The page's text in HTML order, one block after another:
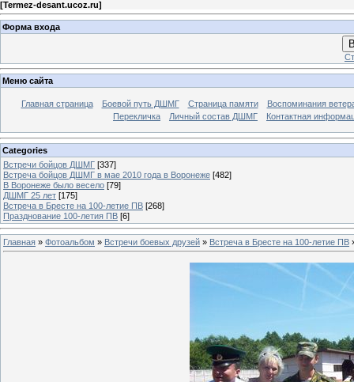
[Termez-desant.ucoz.ru]
Форма входа
Меню сайта
Главная страница Боевой путь ДШМГ Страница памяти
Воспоминания
Перекличка
Личный состав ДШМГ Контактная
Categories
Встречи бойцов ДШМГ [337]
Встреча бойцов ДШМГ в мае 2010 года в Воронеже [482]
В Воронеже было весело [79]
ДШМГ 25 лет [175]
Встреча в Бресте на 100-летие ПВ [268]
Празднование 100-летия ПВ [6]
Главная » Фотоальбом » Встречи боевых друзей » Встреча в Бресте на 100-летие ПВ